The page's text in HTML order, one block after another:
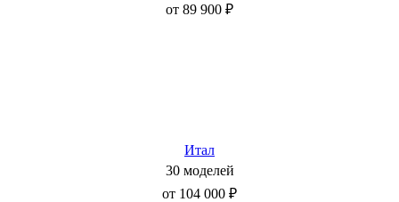
от 89 900 ₽
Итал
30 моделей
от 104 000 ₽